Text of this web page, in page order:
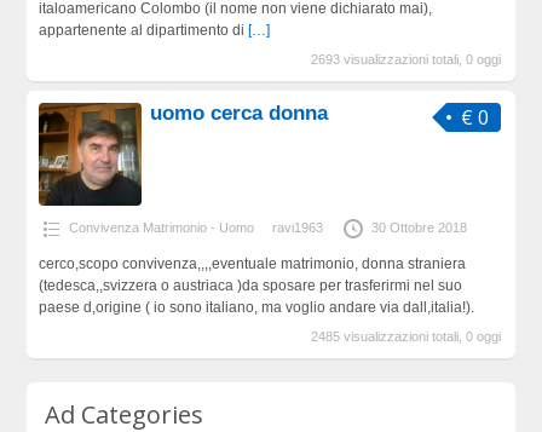
italoamericano Colombo (il nome non viene dichiarato mai),
appartenente al dipartimento di […]
2693 visualizzazioni totali, 0 oggi
€ 0
uomo cerca donna
Convivenza Matrimonio - Uomo ravi1963 30 Ottobre 2018
cerco,scopo convivenza,,,,eventuale matrimonio, donna straniera
(tedesca,,svizzera o austriaca )da sposare per trasferirmi nel suo
paese d,origine ( io sono italiano, ma voglio andare via dall,italia!).
2485 visualizzazioni totali, 0 oggi
Ad Categories